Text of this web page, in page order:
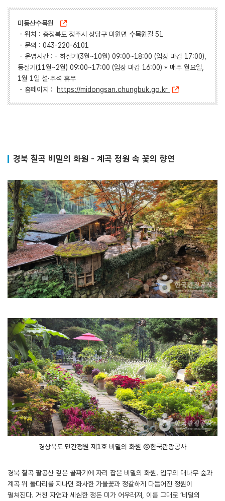
미동산수목원
- 위치 : 충청북도 청주시 상당구 미원면 수목원길 51
- 문의 : 043-220-6101
- 운영시간 : - 하절기(3월~10월) 09:00~18:00 (입장 마감 17:00),
동절기(11월~2월) 09:00~17:00 (입장 마감 16:00) * 매주 월요일,
1월 1일 설·추석 휴무
- 홈페이지 :
https://midongsan.chungbuk.go.kr
경북 칠곡 비밀의 화원 - 계곡 정원 속 꽃의 향연
경상북도 민간정원 제1호 비밀의 화원 ⓒ한국관광공사
경북 칠곡 팔공산 깊은 골짜기에 자리 잡은 비밀의 화원. 입구의 대나무 숲과
계곡 위 돌다리를 지나면 화사한 가을꽃과 정갈하게 다듬어진 정원이
펼쳐진다. 거친 자연과 세심한 정돈 미가 어우러져, 이름 그대로 ‘비밀의